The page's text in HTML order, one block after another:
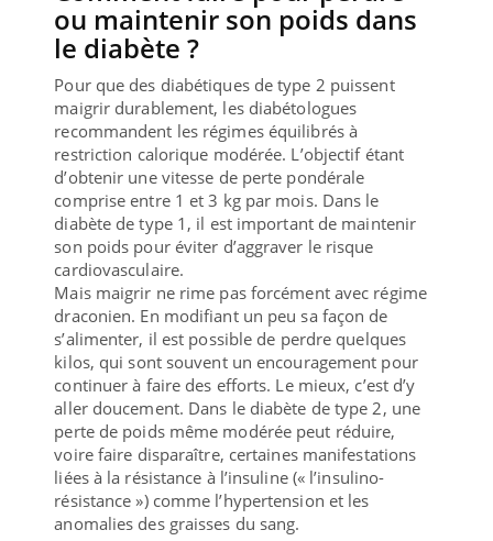
ou maintenir son poids dans
le diabète ?
Pour que des diabétiques de type 2 puissent
maigrir durablement, les diabétologues
recommandent les régimes équilibrés à
restriction calorique modérée. L’objectif étant
d’obtenir une vitesse de perte pondérale
comprise entre 1 et 3 kg par mois. Dans le
diabète de type 1, il est important de maintenir
son poids pour éviter d’aggraver le risque
cardiovasculaire.
Mais maigrir ne rime pas forcément avec régime
draconien. En modifiant un peu sa façon de
s’alimenter, il est possible de perdre quelques
kilos, qui sont souvent un encouragement pour
continuer à faire des efforts. Le mieux, c’est d’y
aller doucement. Dans le diabète de type 2, une
perte de poids même modérée peut réduire,
voire faire disparaître, certaines manifestations
liées à la résistance à l’insuline (« l’insulino-
résistance ») comme l’hypertension et les
anomalies des graisses du sang.